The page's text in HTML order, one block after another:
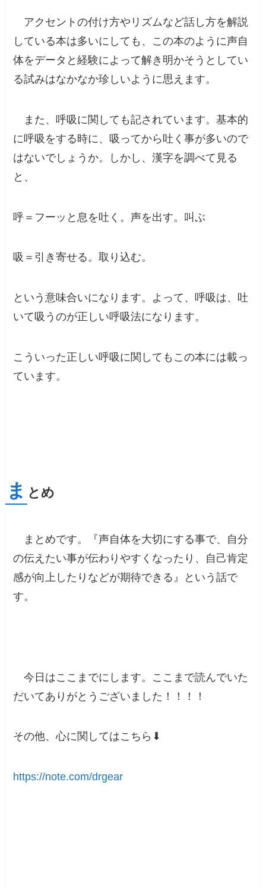
アクセントの付け方やリズムなど話し方を解説
している本は多いにしても、この本のように声自
体をデータと経験によって解き明かそうとしてい
る試みはなかなか珍しいように思えます。
また、呼吸に関しても記されています。基本的
に呼吸をする時に、吸ってから吐く事が多いので
はないでしょうか。しかし、漢字を調べて見る
と、
呼＝フーッと息を吐く。声を出す。叫ぶ
吸＝引き寄せる。取り込む。
という意味合いになります。よって、呼吸は、 吐
いて吸うのが正しい呼吸法になります。
こういった正しい呼吸に関してもこの本には載っ
ています。
ま とめ
まとめです。『声自体を大切にする事で、自分
の伝えたい事が伝わりやすくなったり、自己肯定
感が向上したりなどが期待できる 』という話で
す。
今日はここまでにします。ここまで読んでいた
だいてありがとうございました！！！！
その他、心に関してはこちら⬇︎
https://note.com/drgear